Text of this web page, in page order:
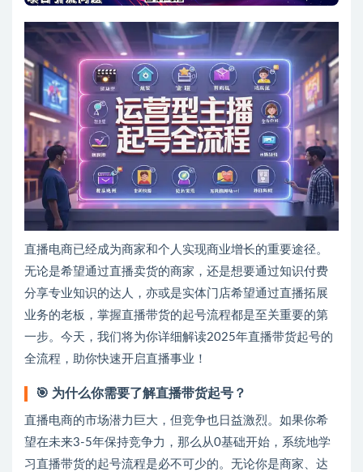
直播电商已经成为商家和个人实现商业增长的重要途径。
无论是希望通过直播卖货的商家，还是想要通过知识付费
分享专业知识的达人，亦或是实体门店希望通过直播拓展
业务的老板，掌握直播带货的起号流程都是至关重要的第
一步。今天，我们将为你详细解读2025年直播带货起号的
全流程，助你快速开启直播事业！
🎯 为什么你需要了解直播带货起号？
直播电商的市场潜力巨大，但竞争也日益激烈。如果你希
望在未来3-5年保持竞争力，那么从0基础开始，系统地学
习直播带货的起号流程是必不可少的。无论你是商家、达